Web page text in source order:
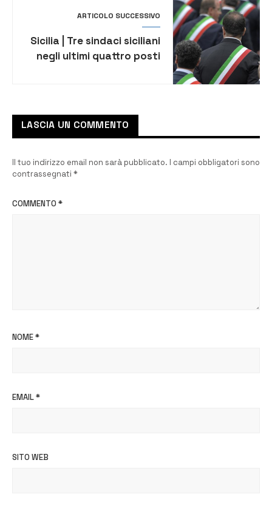
Operaia
ARTICOLO SUCCESSIVO
Sicilia | Tre sindaci siciliani
negli ultimi quattro posti
LASCIA UN COMMENTO
Il tuo indirizzo email non sarà pubblicato. I campi obbligatori sono
contrassegnati *
COMMENTO *
NOME*
EMAIL*
SITO WEB